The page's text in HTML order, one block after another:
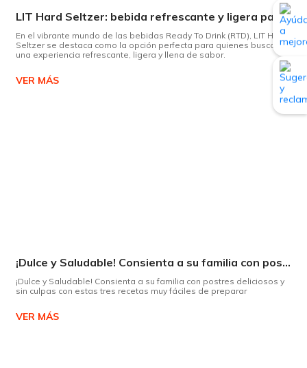
LIT Hard Seltzer: bebida refrescante y ligera para disfrutar de este verano
En el vibrante mundo de las bebidas Ready To Drink (RTD), LIT Hard
Seltzer se destaca como la opción perfecta para quienes buscan
una experiencia refrescante, ligera y llena de sabor.
VER MÁS
¡Dulce y Saludable! Consienta a su familia con postres deliciosos y sin culpas
¡Dulce y Saludable! Consienta a su familia con postres deliciosos y
sin culpas con estas tres recetas muy fáciles de preparar
VER MÁS